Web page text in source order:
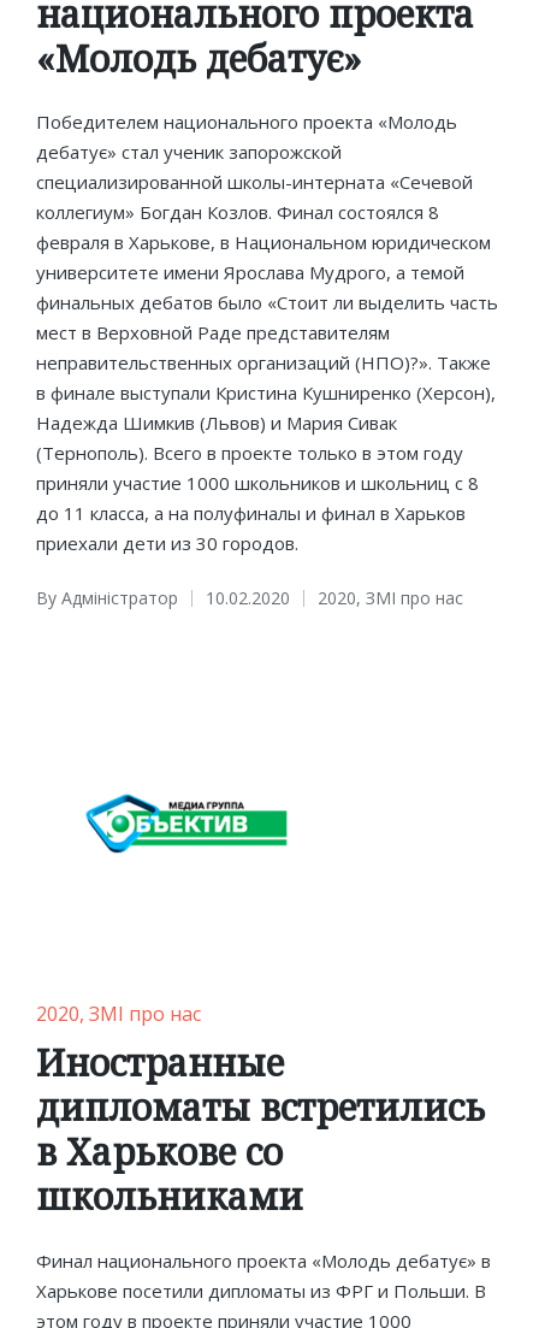
национального проекта
«Молодь дебатує»
Победителем национального проекта «Молодь
дебатує» стал ученик запорожской
специализированной школы-интерната «Сечевой
коллегиум» Богдан Козлов. Финал состоялся 8
февраля в Харькове, в Национальном юридическом
университете имени Ярослава Мудрого, а темой
финальных дебатов было «Стоит ли выделить часть
мест в Верховной Раде представителям
неправительственных организаций (НПО)?». Также
в финале выступали Кристина Кушниренко (Херсон),
Надежда Шимкив (Львов) и Мария Сивак
(Тернополь). Всего в проекте только в этом году
приняли участие 1000 школьников и школьниц с 8
до 11 класса, а на полуфиналы и финал в Харьков
приехали дети из 30 городов.
Posted
By Адміністратор 10.02.2020
Posted
2020, ЗМІ про нас
Posted
in
2020 ЗМІ про нас
Иностранные
дипломаты встретились
в Харькове со
школьниками
Финал национального проекта «Молодь дебатує» в
Харькове посетили дипломаты из ФРГ и Польши. В
этом году в проекте приняли участие 1000